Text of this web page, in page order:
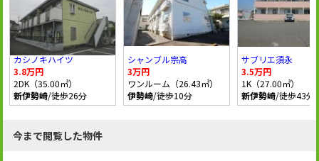
カシノキハイツ
3.8万円
2DK（35.00㎡）
新伊勢崎/徒歩26分
シャンブル宗高
3万円
ワンルーム（26.43㎡）
伊勢崎/徒歩10分
サブリエ須永
3.5万円
1K（27.00㎡）
新伊勢崎/徒歩43分
今まで閲覧した物件